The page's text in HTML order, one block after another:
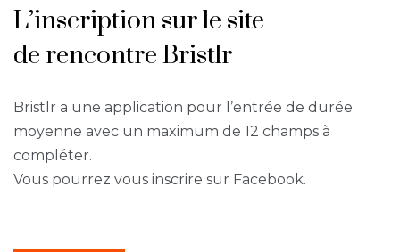
L’inscription sur le site
de rencontre Bristlr
Bristlr a une application pour l’entrée de durée
moyenne avec un maximum de 12 champs à
compléter.
Vous pourrez vous inscrire sur Facebook.